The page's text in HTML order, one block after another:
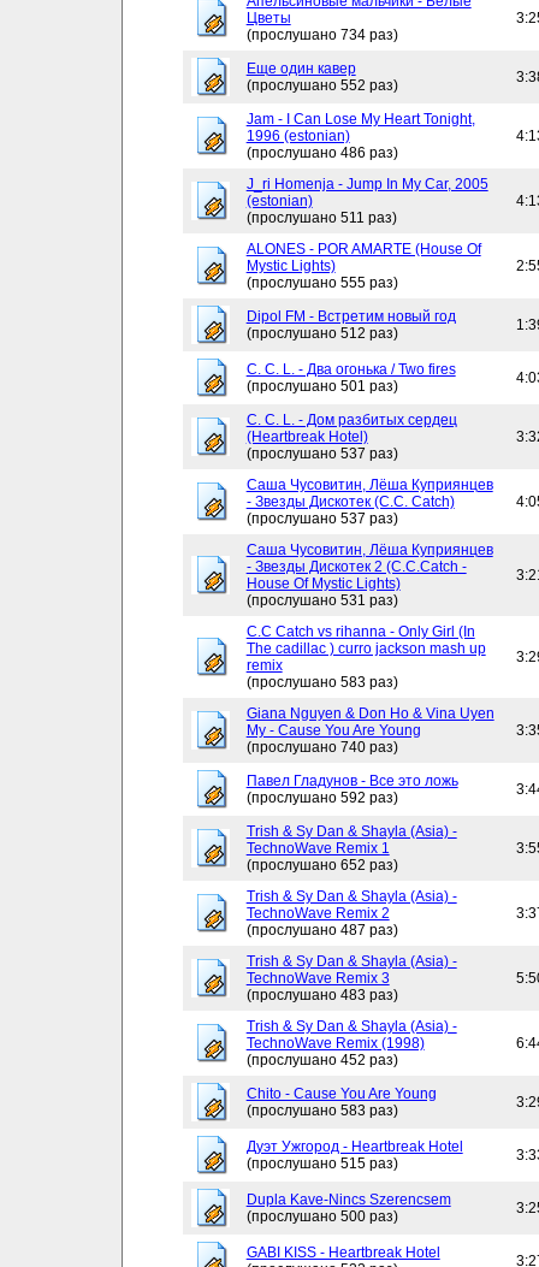
Цветы
(прослушано 734 раз)
Еще один кавер
(прослушано 552 раз)
Jam - I Can Lose My Heart Tonight,
1996 (estonian)
(прослушано 486 раз)
J_ri Homenja - Jump In My Car, 2005
(estonian)
(прослушано 511 раз)
ALONES - POR AMARTE (House Of
Mystic Lights)
(прослушано 555 раз)
Dipol FM - Встретим новый год
(прослушано 512 раз)
C. C. L. - Два огонька / Two fires
(прослушано 501 раз)
C. C. L. - Дом разбитых сердец
(Heartbreak Hotel)
(прослушано 537 раз)
Саша Чусовитин, Лёша Куприянцев
- Звезды Дискотек (C.C. Catch)
(прослушано 537 раз)
Саша Чусовитин, Лёша Куприянцев
- Звезды Дискотек 2 (C.C.Catch -
House Of Mystic Lights)
(прослушано 531 раз)
C.C Catch vs rihanna - Only Girl (In
The cadillac ) curro jackson mash up
remix
(прослушано 583 раз)
Giana Nguyen & Don Ho & Vina Uyen
My - Cause You Are Young
(прослушано 740 раз)
Павел Гладунов - Все это ложь
(прослушано 592 раз)
Trish & Sy Dan & Shayla (Asia) -
TechnoWave Remix 1
(прослушано 652 раз)
Trish & Sy Dan & Shayla (Asia) -
TechnoWave Remix 2
(прослушано 487 раз)
Trish & Sy Dan & Shayla (Asia) -
TechnoWave Remix 3
(прослушано 483 раз)
Trish & Sy Dan & Shayla (Asia) -
TechnoWave Remix (1998)
(прослушано 452 раз)
Chito - Cause You Are Young
(прослушано 583 раз)
Дуэт Ужгород - Heartbreak Hotel
(прослушано 515 раз)
Dupla Kave-Nincs Szerencsem
(прослушано 500 раз)
GABI KISS - Heartbreak Hotel